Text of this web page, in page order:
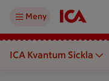
Meny
ICA Kvantum Sickla